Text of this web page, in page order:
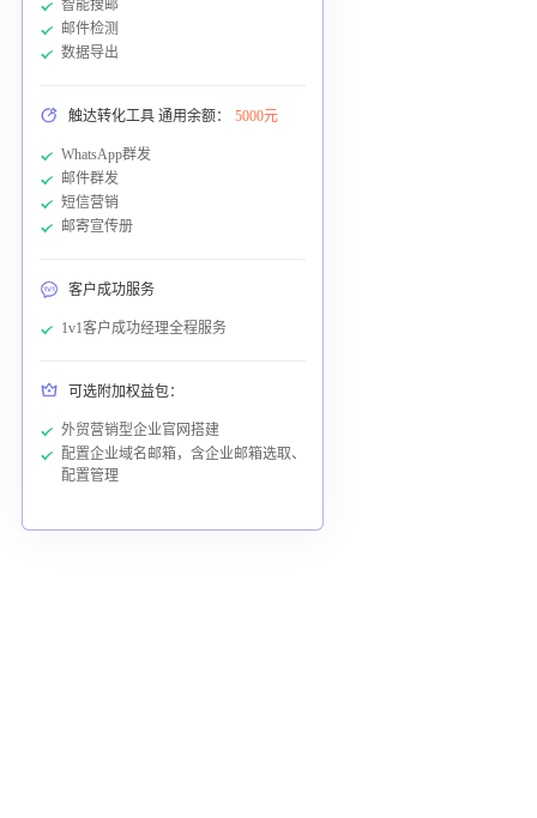
智能搜邮
邮件检测
数据导出
触达转化工具 通用余额： 5000元
WhatsApp群发
邮件群发
短信营销
邮寄宣传册
客户成功服务
1v1客户成功经理全程服务
可选附加权益包：
外贸营销型企业官网搭建
配置企业域名邮箱，含企业邮箱选取、
配置管理